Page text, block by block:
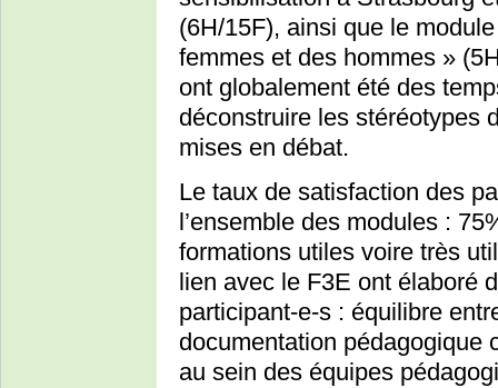
(6H/15F), ainsi que le
femmes et des hommes »
ont globalement été des
déconstruire les stéréotypes
mises en débat.
Le taux de satisfaction des
l’ensemble des modules :
formations utiles voire très
lien avec le F3E ont élaboré
participant-e-s : équilibre
documentation pédagogique
au sein des équipes